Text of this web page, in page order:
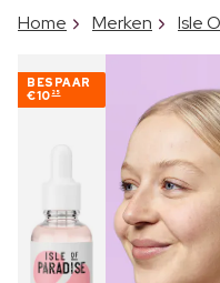
ITEM
Home Merken Isle
BESPAAR
€10 25